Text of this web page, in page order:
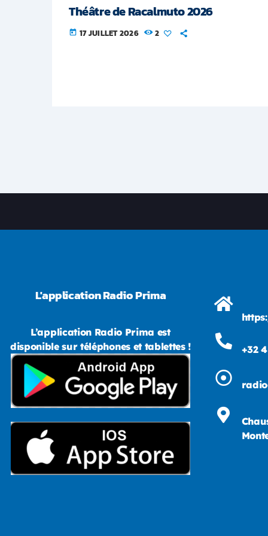
Théâtre de Racalmuto 2026
today 17 JUILLET 2026 2
L'application Radio Prima
L’application Radio Prima est
disponible sur téléphones et tablettes !
+32